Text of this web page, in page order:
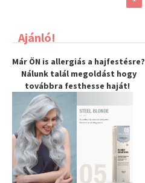
Ajánló!
Már ÖN is allergiás a hajfestésre?
Nálunk talál megoldást hogy
továbbra festhesse haját!